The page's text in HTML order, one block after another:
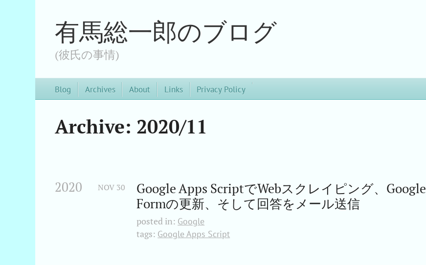
有馬総一郎のブログ
(彼氏の事情)
Blog Archives About Links Privacy Policy
Archive: 2020/11
2020
Google Apps ScriptでWebスクレイピング、Google
Formの更新、そして回答をメール送信
NOV 30
posted in: Google
tags: Google Apps Script